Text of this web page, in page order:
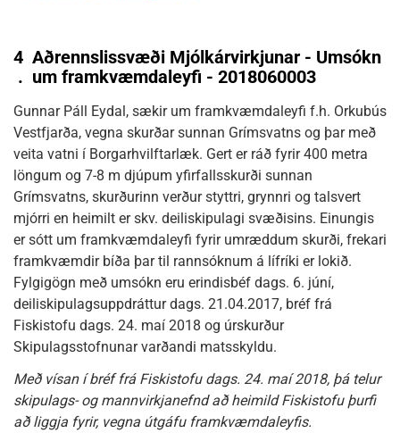
4
.
Aðrennslissvæði Mjólkárvirkjunar - Umsókn
um framkvæmdaleyfi - 2018060003
Gunnar Páll Eydal, sækir um framkvæmdaleyfi f.h. Orkubús
Vestfjarða, vegna skurðar sunnan Grímsvatns og þar með
veita vatni í Borgarhvilftarlæk. Gert er ráð fyrir 400 metra
löngum og 7-8 m djúpum yfirfallsskurði sunnan
Grímsvatns, skurðurinn verður styttri, grynnri og talsvert
mjórri en heimilt er skv. deiliskipulagi svæðisins. Einungis
er sótt um framkvæmdaleyfi fyrir umræddum skurði, frekari
framkvæmdir bíða þar til rannsóknum á lífríki er lokið.
Fylgigögn með umsókn eru erindisbéf dags. 6. júní,
deiliskipulagsuppdráttur dags. 21.04.2017, bréf frá
Fiskistofu dags. 24. maí 2018 og úrskurður
Skipulagsstofnunar varðandi matsskyldu.
Með vísan í bréf frá Fiskistofu dags. 24. maí 2018, þá telur
skipulags- og mannvirkjanefnd að heimild Fiskistofu þurfi
að liggja fyrir, vegna útgáfu framkvæmdaleyfis.